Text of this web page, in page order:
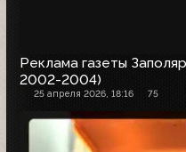
Реклама газеты
2002-2004)
25 апреля 2026, 18:16 75